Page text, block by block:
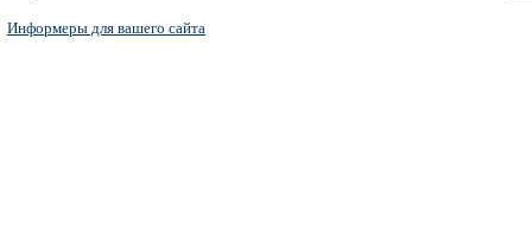
Информеры для вашего сайта